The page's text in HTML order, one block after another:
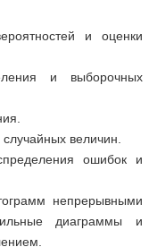
и оценки
и выборочных
величин.
ошибок и
непрерывными
диаграммы и